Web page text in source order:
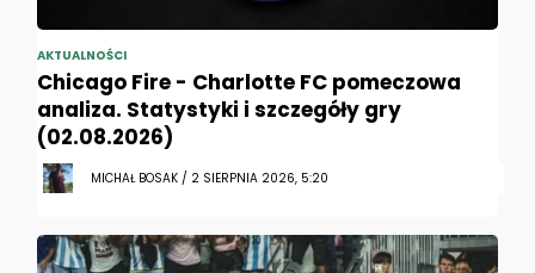
AKTUALNOŚCI
Chicago Fire - Charlotte FC pomeczowa
analiza. Statystyki i szczegóły gry
(02.08.2026)
MICHAŁ BOSAK / 2 SIERPNIA 2026, 5:20